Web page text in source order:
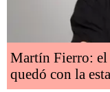
Martín Fierro: el
quedó con la